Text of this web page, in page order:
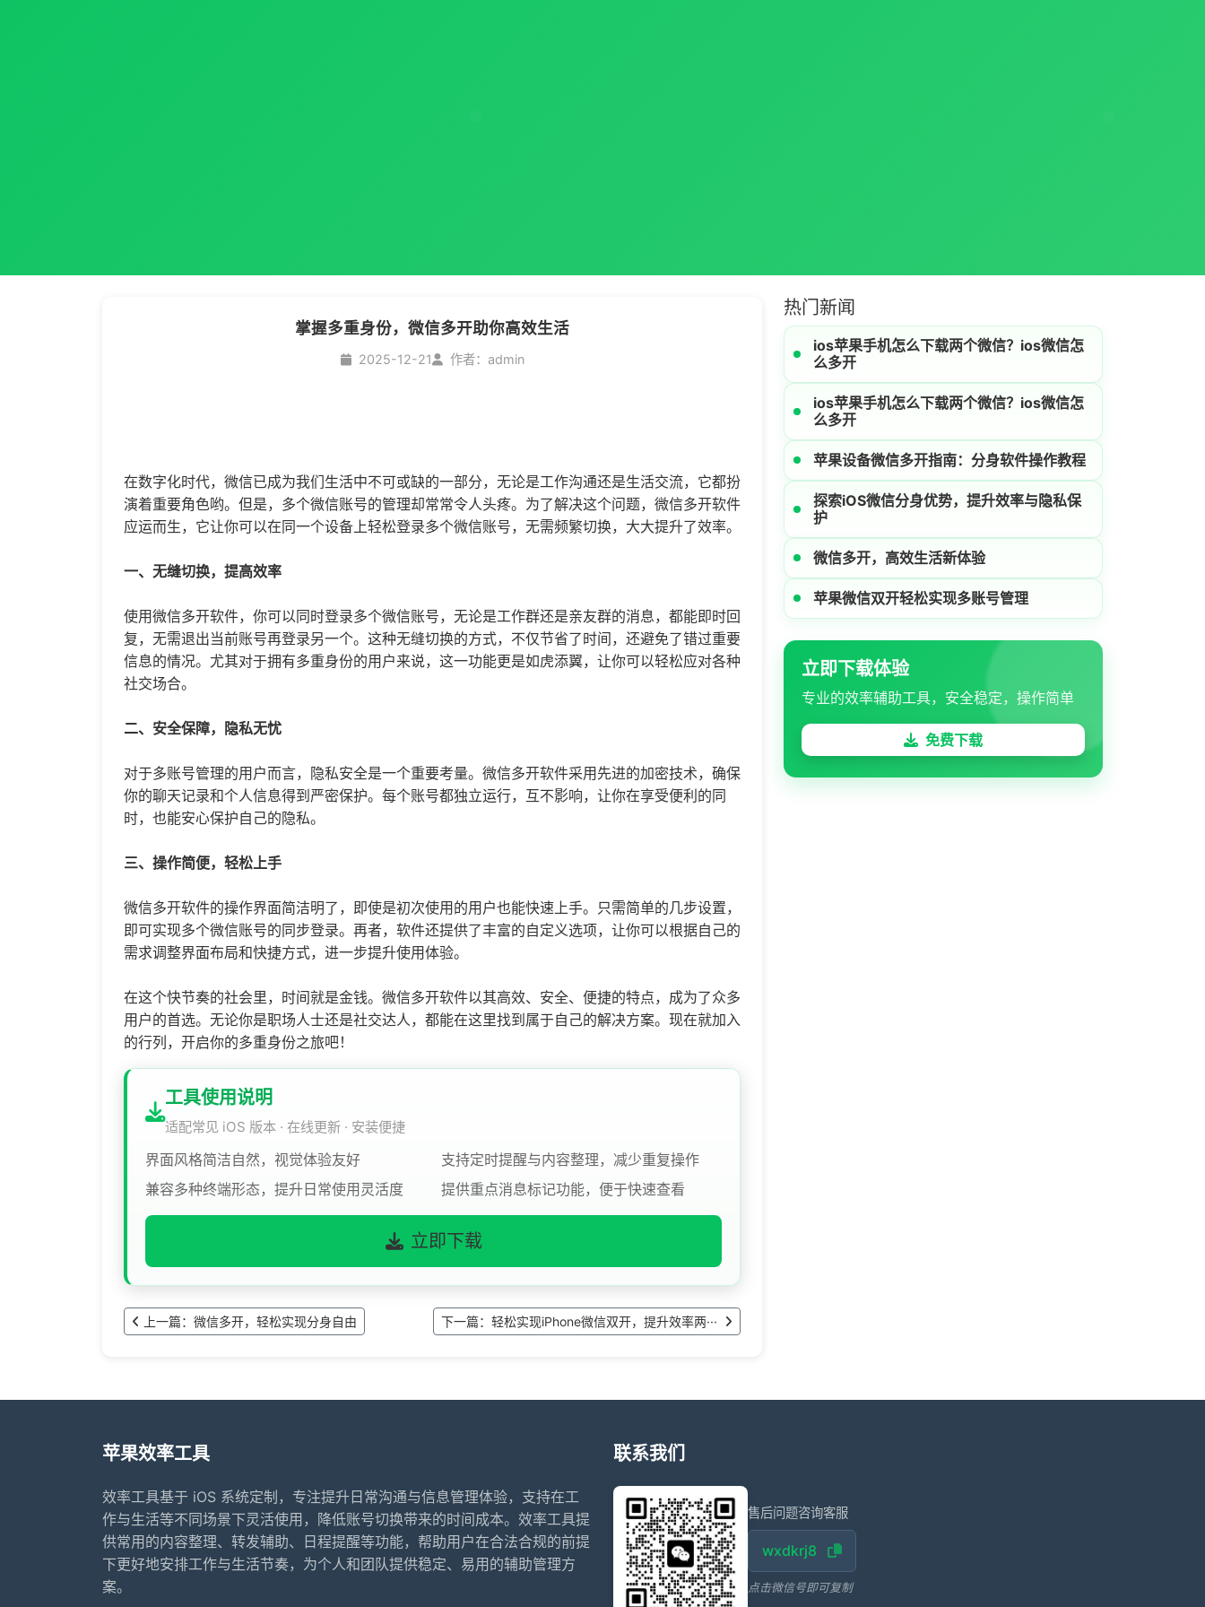
掌握多重身份，微信多开助你高效生活
2025-12-21 作者：admin
在数字化时代，微信已成为我们生活中不可或缺的一部分，无论是工作沟通还是生活交流，它都扮
演着重要角色哟。但是，多个微信账号的管理却常常令人头疼。为了解决这个问题， 微信多开软件
应运而生，它让你可以在同一个设备上轻松登录多个微信账号，无需频繁切换，大大提升了效率。
一、无缝切换，提高效率
使用微信多开软件，你可以同时登录多个微信账号，无论是工作群还是亲友群的消息，都能即时回
复，无需退出当前账号再登录另一个。这种无缝切换的方式，不仅节省了时间，还避免了错过重要
信息的情况。尤其对于拥有多重身份的用户来说，这一功能更是如虎添翼，让你可以轻松应对各种
社交场合。
二、安全保障，隐私无忧
对于多账号管理的用户而言，隐私安全是一个重要考量。 微信多开软件采用先进的加密技术，确保
你的聊天记录和个人信息得到严密保护。每个账号都独立运行，互不影响，让你在享受便利的同
时，也能安心保护自己的隐私。
三、操作简便，轻松上手
微信多开软件的操作界面简洁明了，即使是初次使用的用户也能快速上手。只需简单的几步设置，
即可实现多个微信账号的同步登录。再者，软件还提供了丰富的自定义选项，让你可以根据自己的
需求调整界面布局和快捷方式，进一步提升使用体验。
在这个快节奏的社会里，时间就是金钱。微信多开软件以其高效、安全、便捷的特点，成为了众多
用户的首选。无论你是职场人士还是社交达人，都能在这里找到属于自己的解决方案。现在就加入
的行列，开启你的多重身份之旅吧！
工具使用说明
适配常见 iOS 版本 · 在线更新 · 安装便捷
界面风格简洁自然，视觉体验友好
支持定时提醒与内容整理，减少重复操作
兼容多种终端形态，提升日常使用灵活度
提供重点消息标记功能，便于快速查看
立即下载
上一篇：微信多开，轻松实现分身自由 下一篇：轻松实现iPhone微信双开，提升效率两···
热门新闻
ios苹果手机怎么下载两个微信？ios微信怎
么多开
ios苹果手机怎么下载两个微信？ios微信怎
么多开
苹果设备微信多开指南：分身软件操作教程
探索iOS微信分身优势，提升效率与隐私保
护
微信多开，高效生活新体验
苹果微信双开轻松实现多账号管理
立即下载体验
专业的效率辅助工具，安全稳定，操作简单
免费下载
苹果效率工具
效率工具基于 iOS 系统定制，专注提升日常沟通与信息管理体验，支持在工
作与生活等不同场景下灵活使用，降低账号切换带来的时间成本。效率工具提
供常用的内容整理、转发辅助、日程提醒等功能，帮助用户在合法合规的前提
下更好地安排工作与生活节奏，为个人和团队提供稳定、易用的辅助管理方
案。
联系我们
售后问题咨询客服
wxdkrj8
点击微信号即可复制